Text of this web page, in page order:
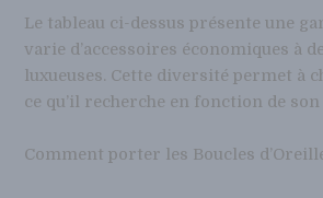
Le tableau ci-dessus présente une
varie d’accessoires économiques à
luxueuses. Cette diversité permet à
ce qu’il recherche en fonction de son
Comment porter les Boucles